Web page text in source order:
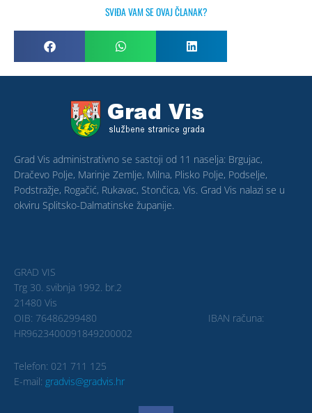
SVIĐA VAM SE OVAJ ČLANAK?
Grad Vis administrativno se sastoji od 11 naselja: Brgujac,
Dračevo Polje, Marinje Zemlje, Milna, Plisko Polje, Podselje,
Podstražje, Rogačić, Rukavac, Stončica, Vis. Grad Vis nalazi se u
okviru Splitsko-Dalmatinske županije.
GRAD VIS
Trg 30. svibnja 1992. br.2
21480 Vis
OIB: 76486299480 IBAN računa:
HR9623400091849200002
Telefon: 021 711 125
E-mail: gradvis@gradvis.hr